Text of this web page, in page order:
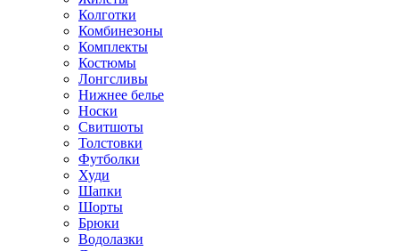
Колготки
Комбинезоны
Комплекты
Костюмы
Лонгсливы
Нижнее белье
Носки
Свитшоты
Толстовки
Футболки
Худи
Шапки
Шорты
Брюки
Водолазки